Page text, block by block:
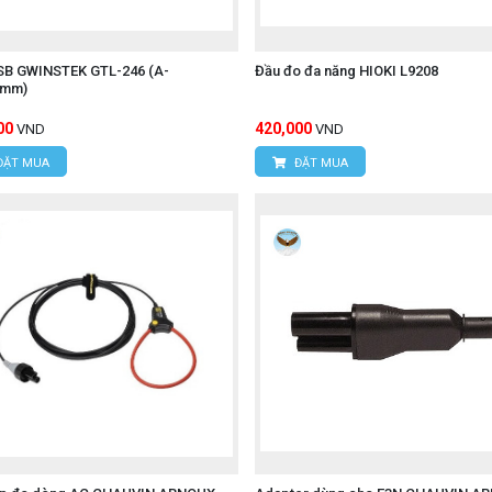
toàn và chính xác.
thống điện.
GWINSTEK GTL-246 (A-
VND
MUA
Đầu đo đa năng HIOKI L9208
420,000 VND
ĐẶT MUA